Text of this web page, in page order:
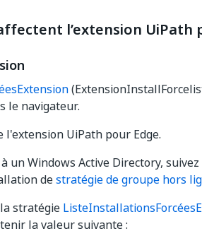
l’extension UiPath
le navigateur.
UiPath pour Edge.
un Windows Active Directory,
destratégie de groupe hors
stratégie
la valeur suivante :